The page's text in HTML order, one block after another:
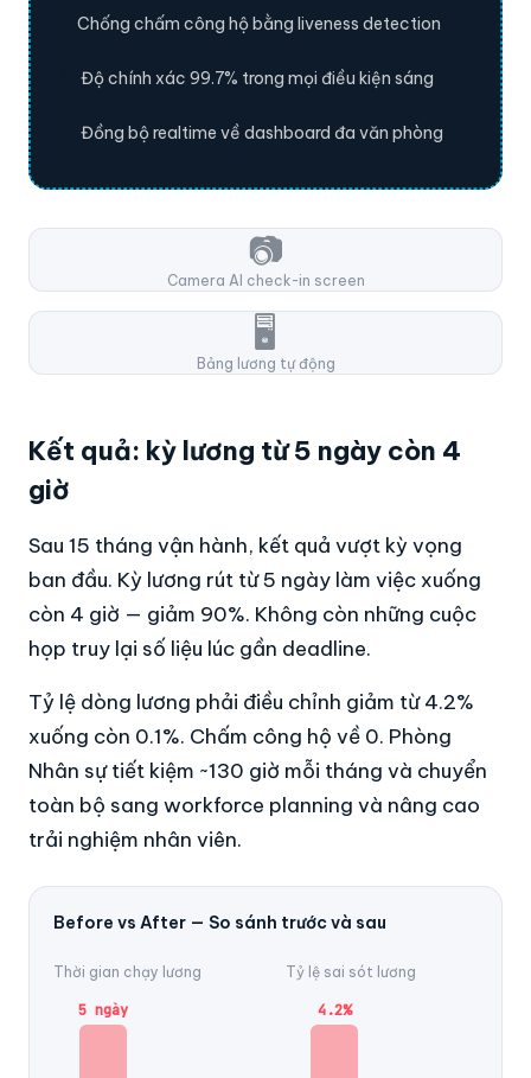
Chống chấm công hộ bằng liveness detection
Độ chính xác 99.7% trong mọi điều kiện sáng
Đồng bộ realtime về dashboard đa văn phòng
📷
Camera AI check-in screen
🖥️
Bảng lương tự động
Kết quả: kỳ lương từ 5 ngày còn 4
giờ
Sau 15 tháng vận hành, kết quả vượt kỳ vọng
ban đầu. Kỳ lương rút từ 5 ngày làm việc xuống
còn 4 giờ — giảm 90%. Không còn những cuộc
họp truy lại số liệu lúc gần deadline.
Tỷ lệ dòng lương phải điều chỉnh giảm từ 4.2%
xuống còn 0.1%. Chấm công hộ về 0. Phòng
Nhân sự tiết kiệm ~130 giờ mỗi tháng và chuyển
toàn bộ sang workforce planning và nâng cao
trải nghiệm nhân viên.
Before vs After — So sánh trước và sau
Thời gian chạy lương
5 ngày
Tỷ lệ sai sót lương
4.2%